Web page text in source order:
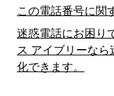
この電話番号に関
迷惑電話にお困り
ス アイブリーな
化できます。